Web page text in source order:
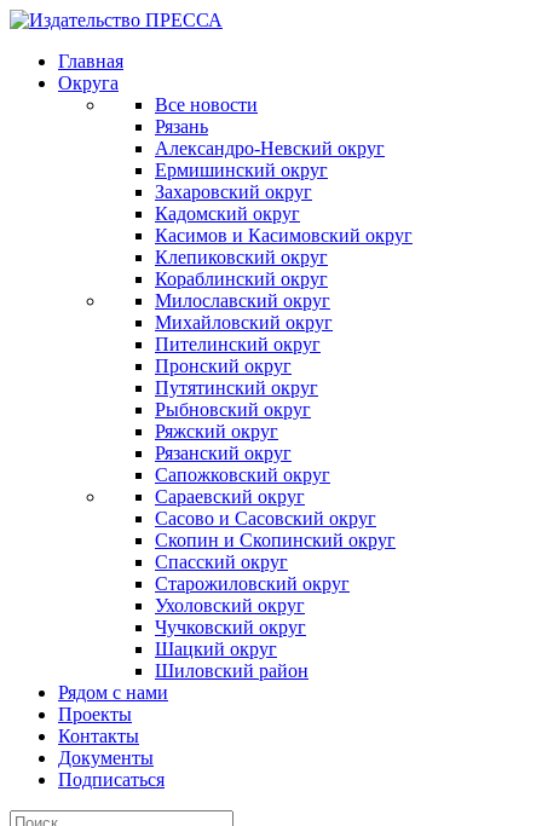
Главная
Округа
Все новости
Рязань
Александро-Невский округ
Ермишинский округ
Захаровский округ
Кадомский округ
Касимов и Касимовский округ
Клепиковский округ
Кораблинский округ
Милославский округ
Михайловский округ
Пителинский округ
Пронский округ
Путятинский округ
Рыбновский округ
Ряжский округ
Рязанский округ
Сапожковский округ
Сараевский округ
Сасово и Сасовский округ
Скопин и Скопинский округ
Спасский округ
Старожиловский округ
Ухоловский округ
Чучковский округ
Шацкий округ
Шиловский район
Рядом с нами
Проекты
Контакты
Документы
Подписаться